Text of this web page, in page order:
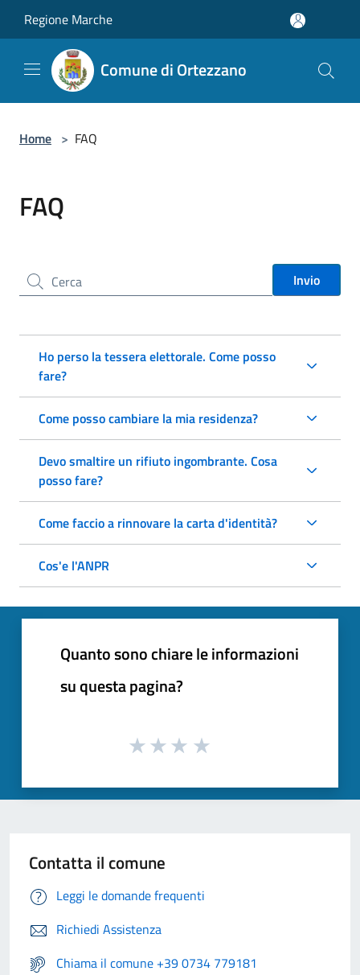
Regione Marche
Comune di Ortezzano
Home > FAQ
FAQ
Cerca nel sito Invio
Ho perso la tessera elettorale. Come posso
fare?
Come posso cambiare la mia residenza?
Devo smaltire un rifiuto ingombrante. Cosa
posso fare?
Come faccio a rinnovare la carta d'identità?
Cos'e l'ANPR
Quanto sono chiare le informazioni
su questa pagina?
Contatta il comune
Leggi le domande frequenti
Richiedi Assistenza
Chiama il comune +39 0734 779181